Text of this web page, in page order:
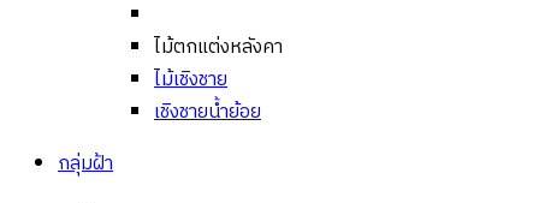
ไม้ตกแต่งหลังคา
ไม้เชิงชาย
เชิงชายน้ำย้อย
กลุ่มฝ้า